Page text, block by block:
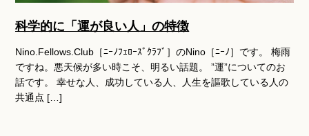
科学的に「運が良い人」の特徴
Nino.Fellows.Club［ﾆｰﾉﾌｪﾛｰｽﾞｸﾗﾌﾞ］のNino［ﾆｰﾉ］です。 梅雨
ですね。悪天候が多い時こそ、明るい話題。 ”運”についてのお
話です。 幸せな人、成功している人、人生を謳歌している人の
共通点 […]